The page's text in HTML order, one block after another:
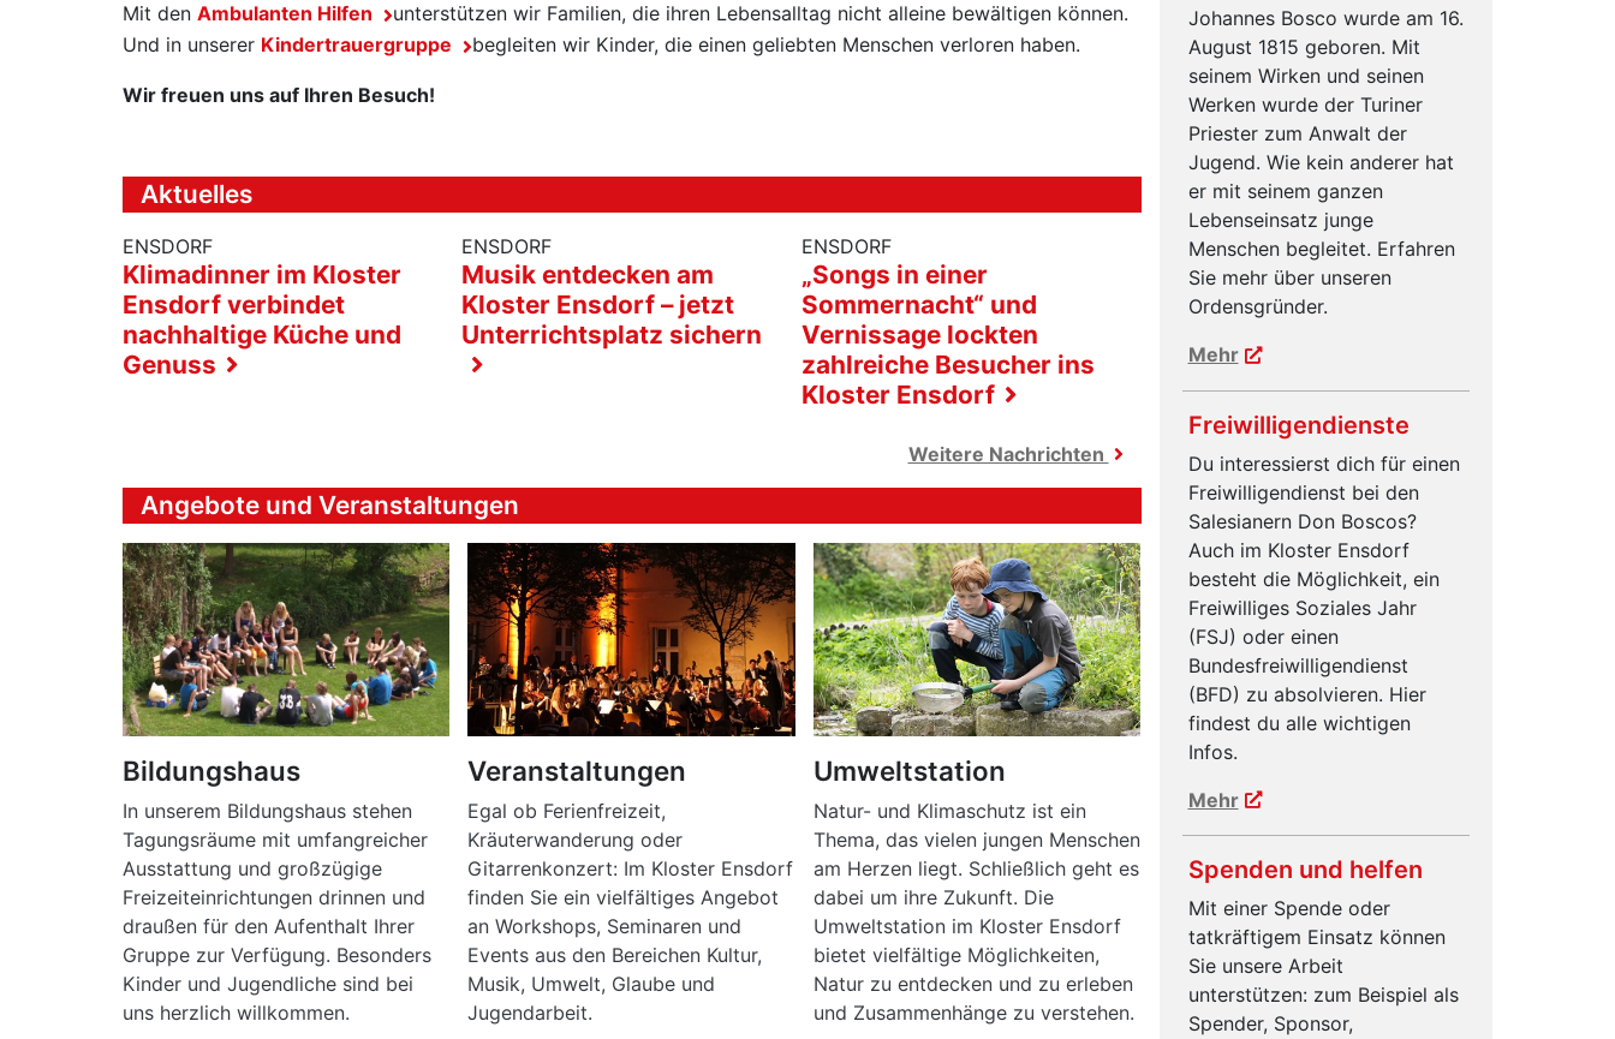
Mit den Ambulanten Hilfen
unterstützen wir Familien, die ihren Lebensalltag nicht alleine bewältigen können.
Und in unserer Kindertrauergruppe begleiten wir Kinder, die einen geliebten Menschen verloren haben.
Wir freuen uns auf Ihren Besuch!
Aktuelles
ENSDORF
Klimadinner im Kloster
Ensdorf verbindet
nachhaltige Küche und
Genuss
ENSDORF
Musik entdecken am
Kloster Ensdorf – jetzt
Unterrichtsplatz sichern
ENSDORF
„Songs in einer
Sommernacht“ und
Vernissage lockten
zahlreiche Besucher ins
Kloster Ensdorf
Weitere Nachrichten
Angebote und Veranstaltungen
Bildungshaus
In unserem Bildungshaus stehen
Tagungsräume mit umfangreicher
Ausstattung und großzügige
Freizeiteinrichtungen drinnen und
draußen für den Aufenthalt Ihrer
Gruppe zur Verfügung. Besonders
Kinder und Jugendliche sind bei
uns herzlich willkommen.
Veranstaltungen
Egal ob Ferienfreizeit,
Kräuterwanderung oder
Gitarrenkonzert: Im Kloster Ensdorf
finden Sie ein vielfältiges Angebot
an Workshops, Seminaren und
Events aus den Bereichen Kultur,
Musik, Umwelt, Glaube und
Jugendarbeit.
Umweltstation
Natur- und Klimaschutz ist ein
Thema, das vielen jungen Menschen
am Herzen liegt. Schließlich geht es
dabei um ihre Zukunft. Die
Umweltstation im Kloster Ensdorf
bietet vielfältige Möglichkeiten,
Natur zu entdecken und zu erleben
und Zusammenhänge zu verstehen.
Johannes Bosco wurde am 16.
August 1815 geboren. Mit
seinem Wirken und seinen
Werken wurde der Turiner
Priester zum Anwalt der
Jugend. Wie kein anderer hat
er mit seinem ganzen
Lebenseinsatz junge
Menschen begleitet. Erfahren
Sie mehr über unseren
Ordensgründer.
Mehr
Freiwilligendienste
Du interessierst dich für einen
Freiwilligendienst bei den
Salesianern Don Boscos?
Auch im Kloster Ensdorf
besteht die Möglichkeit, ein
Freiwilliges Soziales Jahr
(FSJ) oder einen
Bundesfreiwilligendienst
(BFD) zu absolvieren. Hier
findest du alle wichtigen
Infos.
Mehr
Spenden und helfen
Mit einer Spende oder
tatkräftigem Einsatz können
Sie unsere Arbeit
unterstützen: zum Beispiel als
Spender, Sponsor,